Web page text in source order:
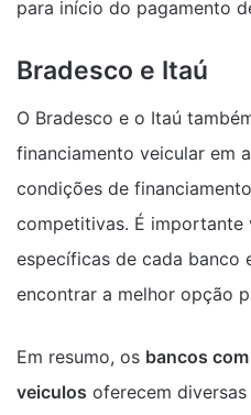
para início do pagamento
Bradesco e Itaú
O Bradesco e o Itaú
financiamento veicular em
condições de
competitivas. É importante
específicas de cada banco
encontrar a melhor opção
Em resumo, os bancos
veiculos oferecem